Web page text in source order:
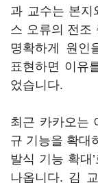
과 교수는 본지
스 오류의 전조
명확하게 원인
표현하면 이유
었습니다.
최근 카카오는
규 기능을 확대
발식 기능 확대
나옵니다. 김